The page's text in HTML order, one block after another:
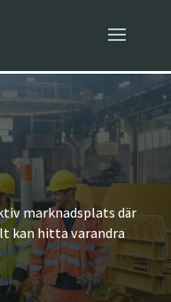
marknadsplats där
kan hitta varandra